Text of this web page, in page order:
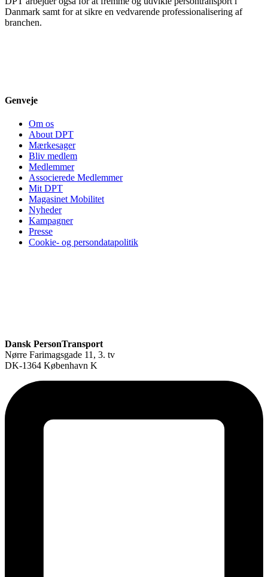
Danmark samt for at sikre en vedvarende professionalisering af
branchen.
Genveje
Om os
About DPT
Mærkesager
Bliv medlem
Medlemmer
Associerede Medlemmer
Mit DPT
Magasinet Mobilitet
Nyheder
Kampagner
Presse
Cookie- og persondatapolitik
Dansk PersonTransport
Nørre Farimagsgade 11, 3. tv
DK-1364 København K